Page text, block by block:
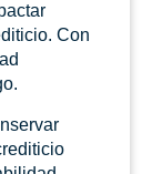
Con